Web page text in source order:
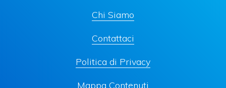
Chi Siamo
Contattaci
Politica di Privacy
Mappa Contenuti